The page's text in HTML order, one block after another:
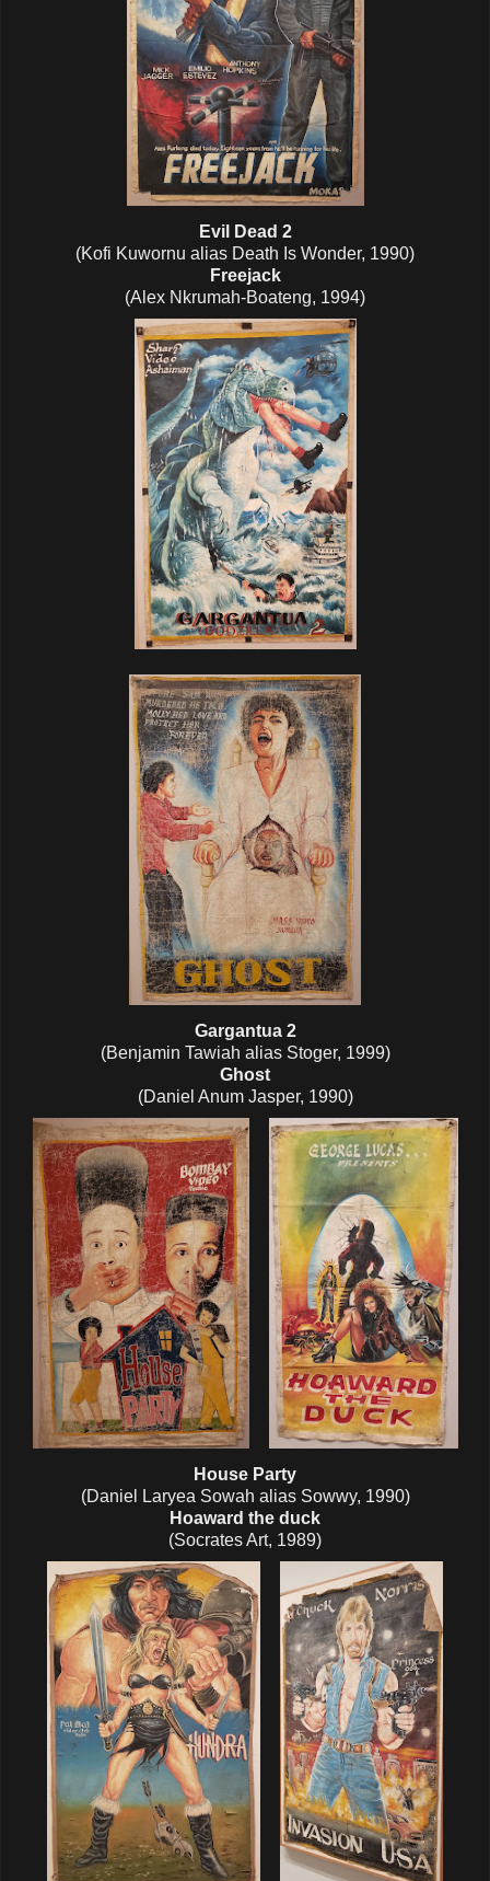
Evil Dead 2
(Kofi Kuwornu alias Death Is Wonder, 1990)
Freejack
(Alex Nkrumah-Boateng, 1994)
Gargantua 2
(Benjamin Tawiah alias Stoger, 1999)
Ghost
(Daniel Anum Jasper, 1990)
House Party
(Daniel Laryea Sowah alias Sowwy, 1990)
Hoaward the duck
(Socrates Art, 1989)